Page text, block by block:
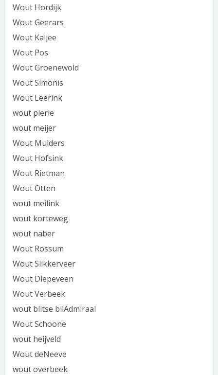
Wout Hordijk
Wout Geerars
Wout Kaljee
Wout Pos
Wout Groenewold
Wout Simonis
Wout Leerink
wout pierie
wout meijer
Wout Mulders
Wout Hofsink
Wout Rietman
Wout Otten
wout meilink
wout korteweg
wout naber
Wout Rossum
Wout Slikkerveer
Wout Diepeveen
Wout Verbeek
wout blitse bilAdmiraal
Wout Schoone
wout heijveld
Wout deNeeve
wout overbeek